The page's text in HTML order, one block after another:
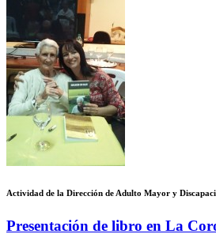
Actividad de la Dirección de Adulto Mayor y
Presentación de libro en La